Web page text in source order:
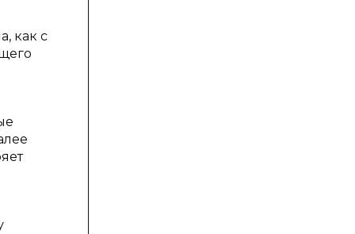
как с